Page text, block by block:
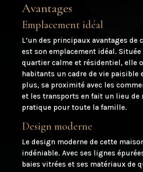
Avantages
Emplacement idéal
L’un des principaux avantages de
est son emplacement idéal. Située
quartier calme et résidentiel, elle
habitants un cadre de vie paisible
plus, sa proximité avec les
et les transports en fait un lieu de
pratique pour toute la famille.
Design moderne
Le design moderne de cette
indéniable. Avec ses lignes
baies vitrées et ses matériaux de